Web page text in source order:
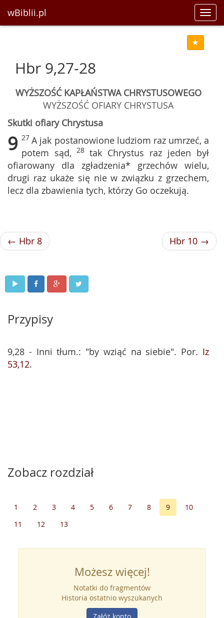
wBiblii.pl
Hbr 9,27-28
WYŻSZOŚĆ KAPŁAŃSTWA CHRYSTUSOWEGO
WYŻSZOŚĆ OFIARY CHRYSTUSA
Skutki ofiary Chrystusa
9 27 A jak postanowione ludziom raz umrzeć, a
potem sąd, 28tak Chrystus raz jeden był
ofiarowany dla zgładzenia* grzechów wielu,
drugi raz ukaże się nie w związku z grzechem,
lecz dla zbawienia tych, którzy Go oczekują.
← Hbr 8 Hbr 10 →
Przypisy
9,28 - Inni tłum.: "by wziąć na siebie". Por. Iz
53,12.
Zobacz rozdział
1 2 3 4 5 6 7 8 9
10
11
12 13
Możesz więcej!
Notatki do fragmentów
Historia ostatnio wyszukanych